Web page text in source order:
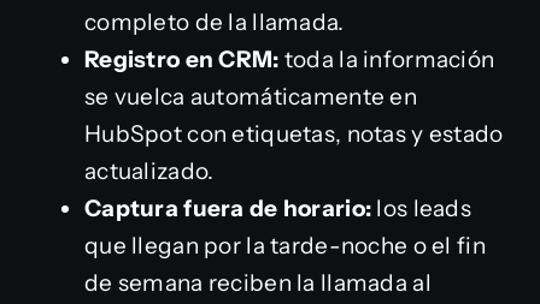
completo de la llamada.
Registro en CRM: toda la información
se vuelca automáticamente en
HubSpot con etiquetas, notas y estado
actualizado.
Captura fuera de horario: los leads
que llegan por la tarde-noche o el fin
de semana reciben la llamada al